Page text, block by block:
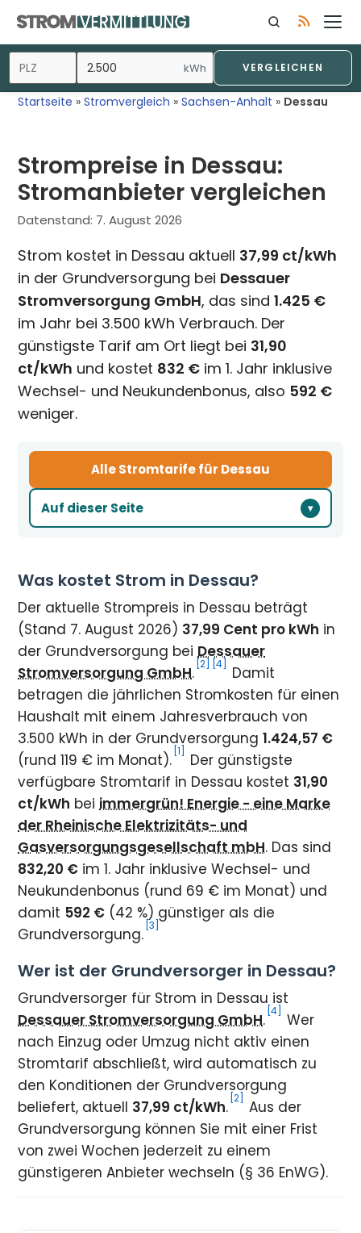
Inhalt
springen
kWh VERGLEICHEN
Startseite »Stromvergleich »Sachsen-Anhalt » Dessau
Strompreise in Dessau:
Stromanbieter vergleichen
Datenstand: 7. August 2026
Strom kostet in Dessau aktuell 37,99 ct/kWh
in der Grundversorgung bei Dessauer
Stromversorgung GmbH, das sind1.425 €
im Jahr bei 3.500 kWh Verbrauch. Der
günstigste Tarif am Ort liegt bei 31,90
ct/kWh und kostet 832 € im 1. Jahr inklusive
Wechsel- und Neukundenbonus, also 592 €
weniger.
Auf dieser Seite
Alle Stromtarife für Dessau
Was kostet Strom in Dessau?
Der aktuelle Strompreis in Dessau beträgt
(Stand 7. August 2026) 37,99 Cent pro kWh in
der Grundversorgung beiDessauer
Stromversorgung GmbH. [2] [4]
Damit
betragen die jährlichen Stromkosten für einen
Haushalt mit einem Jahresverbrauch von
3.500 kWh in der Grundversorgung1.424,57 €
(rund 119 € im Monat). [1]
Der günstigste
verfügbare Stromtarif in Dessau kostet 31,90
ct/kWh beiimmergrün! Energie - eine Marke
der Rheinische Elektrizitäts- und
Gasversorgungsgesellschaft mbH. Das sind
832,20 € im 1. Jahr inklusive Wechsel- und
Neukundenbonus (rund 69 € im Monat) und
damit 592 € (42 %) günstiger als die
Grundversorgung. [3]
Wer ist der Grundversorger in Dessau?
Grundversorger für Strom in Dessau ist
Dessauer Stromversorgung GmbH. [4]
Wer
nach Einzug oder Umzug nicht aktiv einen
Stromtarif abschließt, wird automatisch zu
den Konditionen der Grundversorgung
beliefert, aktuell 37,99 ct/kWh. [2]
Aus der
Grundversorgung können Sie mit einer Frist
von zwei Wochen jederzeit zu einem
günstigeren Anbieter wechseln (§ 36 EnWG).